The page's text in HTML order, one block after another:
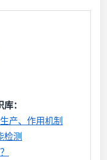
：
产、作用机制
检测